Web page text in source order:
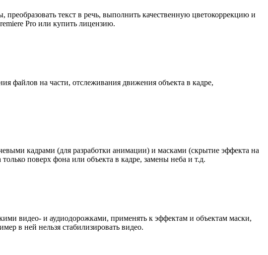
текст в речь, выполнить качественную цветокоррекцию и
Pro или купить лицензию.
файлов на части, отслеживания движения объекта в кадре,
кадрами (для разработки анимации) и масками (скрытие эффекта на
поверх фона или объекта в кадре, замены неба и т.д.
видео- и аудиодорожками, применять к эффектам и объектам маски,
в ней нельзя стабилизировать видео.